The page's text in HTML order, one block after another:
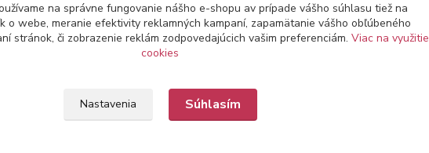
na správne fungovanie nášho e-shopu av prípade vášho súhlasu tiež na
o webe, meranie efektivity reklamných kampaní, zapamätanie vášho obľúbeného
stránok, či zobrazenie reklám zodpovedajúcich vašim preferenciám. Viac na využitie
cookies
Nastavenia Súhlasím